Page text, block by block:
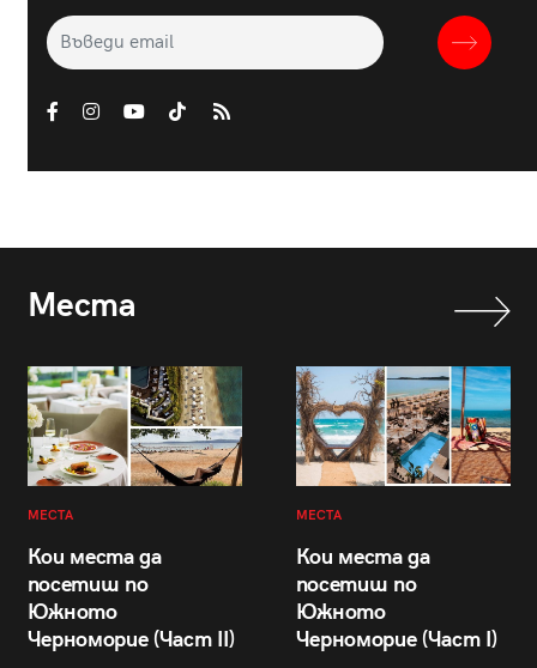
Места
МЕСТА
Кои места да
посетиш по
Южното
Черноморие (Част II)
МЕСТА
Кои места да
посетиш по
Южното
Черноморие (Част I)